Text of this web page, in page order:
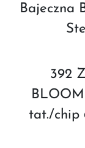
Bajeczna
392
tat./chip